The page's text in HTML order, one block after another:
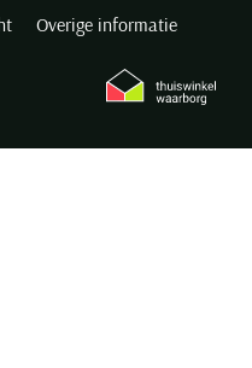
Overige informatie